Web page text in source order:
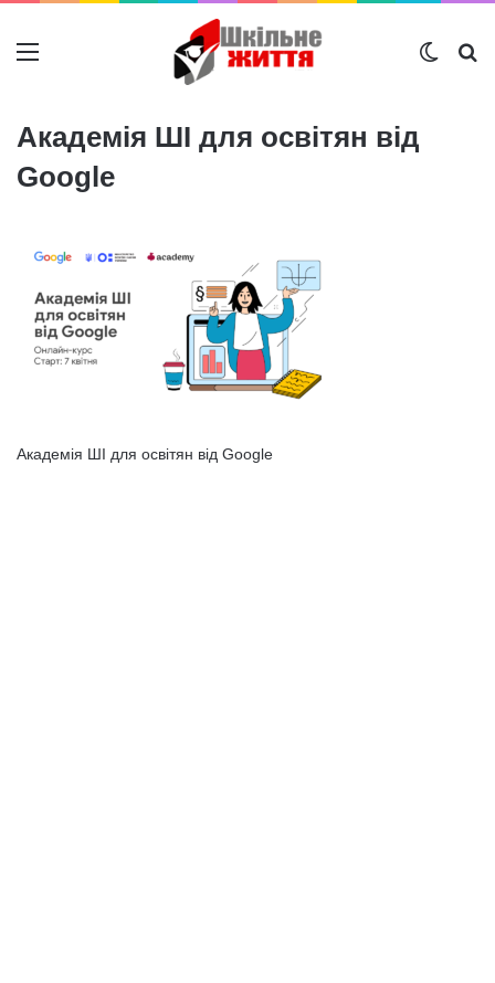
Меню
Академія ШІ для освітян від
Google
Академія ШІ для освітян від Google